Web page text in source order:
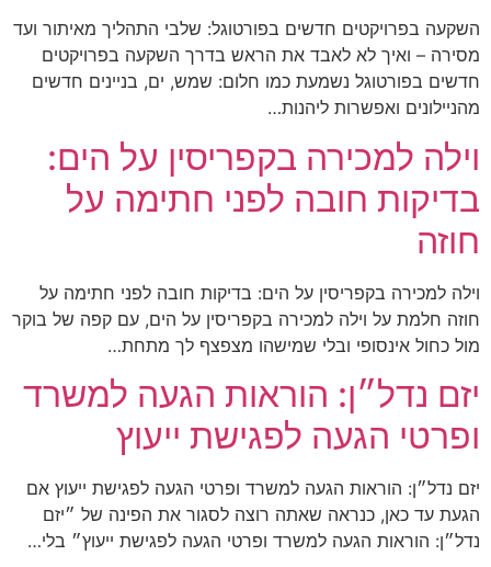
השקעה בפרויקטים חדשים בפורטוגל: שלבי התהליך מאיתור ועד
מסירה – ואיך לא לאבד את הראש בדרך השקעה בפרויקטים
חדשים בפורטוגל נשמעת כמו חלום: שמש, ים, בניינים חדשים
מהניילונים ואפשרות ליהנות…
וילה למכירה בקפריסין על הים:
בדיקות חובה לפני חתימה על
חוזה
וילה למכירה בקפריסין על הים: בדיקות חובה לפני חתימה על
חוזה חלמת על וילה למכירה בקפריסין על הים, עם קפה של בוקר
מול כחול אינסופי ובלי שמישהו מצפצף לך מתחת…
יזם נדל״ן: הוראות הגעה למשרד
ופרטי הגעה לפגישת ייעוץ
יזם נדל״ן: הוראות הגעה למשרד ופרטי הגעה לפגישת ייעוץ אם
הגעת עד כאן, כנראה שאתה רוצה לסגור את הפינה של ״יזם
נדל״ן: הוראות הגעה למשרד ופרטי הגעה לפגישת ייעוץ״ בלי…